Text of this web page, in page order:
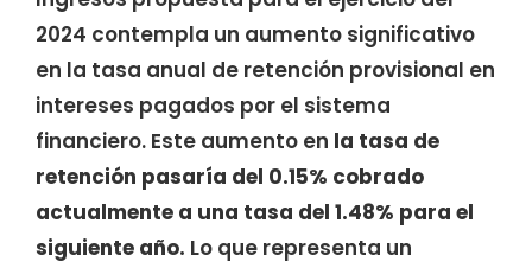
2024 contempla un aumento significativo
en la tasa anual de retención provisional en
intereses pagados por el sistema
financiero. Este aumento en la tasa de
retención pasaría del 0.15% cobrado
actualmente a una tasa del 1.48% para el
siguiente año. Lo que representa un